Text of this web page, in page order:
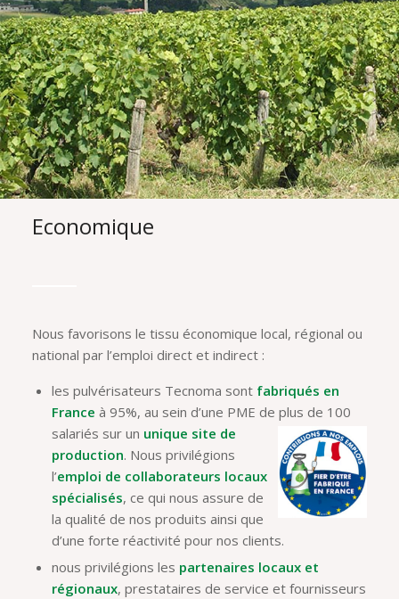
Economique
Nous favorisons le tissu économique local, régional ou
national par l’emploi direct et indirect :
les pulvérisateurs Tecnoma sont fabriqués en
France à 95%, au sein d’une PME de plus de 100
salariés sur un unique site de
production. Nous privilégions
l’emploi de collaborateurs locaux
spécialisés, ce qui nous assure de
la qualité de nos produits ainsi que
d’une forte réactivité pour nos clients.
nous privilégions les partenaires locaux et
régionaux, prestataires de service et fournisseurs